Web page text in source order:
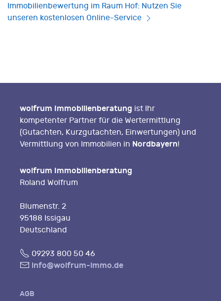
Immobilienbewertung im Raum Hof: Nutzen Sie
unseren kostenlosen Online-Service
wolfrum Immobilienberatung ist Ihr
kompetenter Partner für die Wertermittlung
(Gutachten, Kurzgutachten, Einwertungen) und
Vermittlung von Immobilien in Nordbayern!
wolfrum Immobilienberatung
Roland Wolfrum
Blumenstr. 2
95188 Issigau
Deutschland
Fon09293 800 50 46
E- info@wolfrum-immo.de
AGB